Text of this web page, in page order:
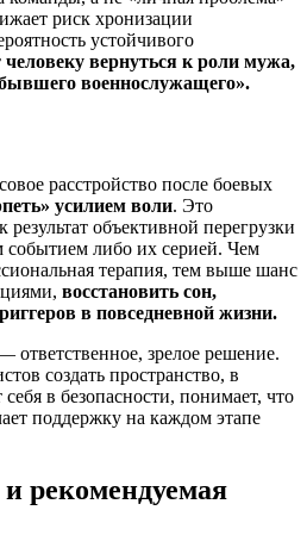
риск хронизации
устойчивого
человеку вернуться к роли мужа,
военнослужащего».
расстройство после боевых
усилием воли. Это
результат объективной перегрузки
либо их серией. Чем
терапия, тем выше шанс
восстановить сон,
в повседневной жизни.
ответственное, зрелое решение.
создать пространство, в
себя в безопасности, понимает, что
поддержку на каждом этапе
рекомендуемая